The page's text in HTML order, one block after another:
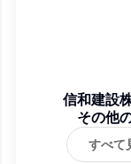
信和建設
その他
すべて